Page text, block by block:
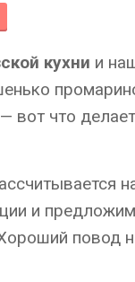
кухни и
вот что
и
повод